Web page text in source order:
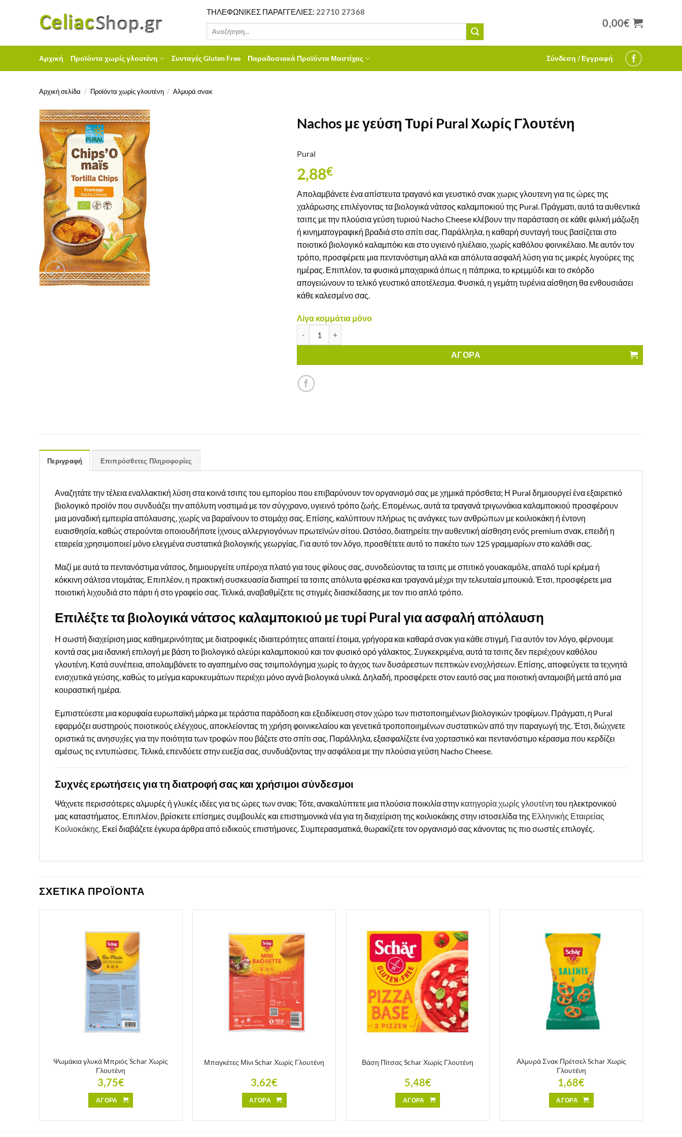
περιεχόμενο
ΤΗΛΕΦΩΝΙΚΕΣ ΠΑΡΑΓΓΕΛΙΕΣ: 22710 27368
Αναζήτηση
0,00€
Αρχική Προϊόντα χωρίς γλουτένη Συνταγές Gluten Free Παραδοσιακά Προϊόντα Μαστίχας Σύνδεση / Εγγραφή
Αρχική σελίδα / Προϊόντα χωρίς γλουτένη / Αλμυρά σνακ
Nachos με γεύση Τυρί Pural Χωρίς Γλουτένη
Pural
2,88€
Απολαμβάνετε ένα απίστευτα τραγανό και γευστικό σνακ χωρις γλουτενη για τις ώρες της
χαλάρωσης επιλέγοντας τα βιολογικά νάτσος καλαμποκιού της Pural. Πράγματι, αυτά τα αυθεντικά
τσιπς με την πλούσια γεύση τυριού Nacho Cheese κλέβουν την παράσταση σε κάθε φιλική μάζωξη
ή κινηματογραφική βραδιά στο σπίτι σας. Παράλληλα, η καθαρή συνταγή τους βασίζεται στο
ποιοτικό βιολογικό καλαμπόκι και στο υγιεινό ηλιέλαιο, χωρίς καθόλου φοινικέλαιο. Με αυτόν τον
τρόπο, προσφέρετε μια πεντανόστιμη αλλά και απόλυτα ασφαλή λύση για τις μικρές λιγούρες της
ημέρας. Επιπλέον, τα φυσικά μπαχαρικά όπως η πάπρικα, το κρεμμύδι και το σκόρδο
απογειώνουν το τελικό γευστικό αποτέλεσμα. Φυσικά, η γεμάτη τυρένια αίσθηση θα ενθουσιάσει
κάθε καλεσμένο σας.
Λίγα κομμάτια μόνο
ΑΓΟΡΑ
Περιγραφή Επιπρόσθετες Πληροφορίες
Αναζητάτε την τέλεια εναλλακτική λύση στα κοινά τσιπς του εμπορίου που επιβαρύνουν τον οργανισμό σας με χημικά πρόσθετα; Η Pural δημιουργεί ένα εξαιρετικό
βιολογικό προϊόν που συνδυάζει την απόλυτη νοστιμιά με τον σύγχρονο, υγιεινό τρόπο ζωής. Επομένως, αυτά τα τραγανά τριγωνάκια καλαμποκιού προσφέρουν
μια μοναδική εμπειρία απόλαυσης, χωρίς να βαραίνουν το στομάχι σας. Επίσης, καλύπτουν πλήρως τις ανάγκες των ανθρώπων με κοιλιοκάκη ή έντονη
ευαισθησία, καθώς στερούνται οποιουδήποτε ίχνους αλλεργιογόνων πρωτεϊνών σίτου. Ωστόσο, διατηρείτε την αυθεντική αίσθηση ενός premium σνακ, επειδή η
εταιρεία χρησιμοποιεί μόνο ελεγμένα συστατικά βιολογικής γεωργίας. Για αυτό τον λόγο, προσθέτετε αυτό το πακέτο των 125 γραμμαρίων στο καλάθι σας.
Μαζί με αυτά τα πεντανόστιμα νάτσος, δημιουργείτε υπέροχα πλατό για τους φίλους σας, συνοδεύοντας τα τσιπς με σπιτικό γουακαμόλε, απαλό τυρί κρέμα ή
κόκκινη σάλτσα ντομάτας. Επιπλέον, η πρακτική συσκευασία διατηρεί τα τσιπς απόλυτα φρέσκα και τραγανά μέχρι την τελευταία μπουκιά. Έτσι, προσφέρετε μια
ποιοτική λιχουδιά στο πάρτι ή στο γραφείο σας. Τελικά, αναβαθμίζετε τις στιγμές διασκέδασης με τον πιο απλό τρόπο.
Επιλέξτε τα βιολογικά νάτσος καλαμποκιού με τυρί Pural για ασφαλή απόλαυση
Η σωστή διαχείριση μιας καθημερινότητας με διατροφικές ιδιαιτερότητες απαιτεί έτοιμα, γρήγορα και καθαρά σνακ για κάθε στιγμή. Για αυτόν τον λόγο, φέρνουμε
κοντά σας μια ιδανική επιλογή με βάση το βιολογικό αλεύρι καλαμποκιού και τον φυσικό ορό γάλακτος. Συγκεκριμένα, αυτά τα τσιπς δεν περιέχουν καθόλου
γλουτένη. Κατά συνέπεια, απολαμβάνετε το αγαπημένο σας τσιμπολόγημα χωρίς το άγχος των δυσάρεστων πεπτικών ενοχλήσεων. Επίσης, αποφεύγετε τα τεχνητά
ενισχυτικά γεύσης, καθώς το μείγμα καρυκευμάτων περιέχει μόνο αγνά βιολογικά υλικά. Δηλαδή, προσφέρετε στον εαυτό σας μια ποιοτική ανταμοιβή μετά από μια
κουραστική ημέρα.
Εμπιστεύεστε μια κορυφαία ευρωπαϊκή μάρκα με τεράστια παράδοση και εξειδίκευση στον χώρο των πιστοποιημένων βιολογικών τροφίμων. Πράγματι, η Pural
εφαρμόζει αυστηρούς ποιοτικούς ελέγχους, αποκλείοντας τη χρήση φοινικελαίου και γενετικά τροποποιημένων συστατικών από την παραγωγή της. Έτσι, διώχνετε
οριστικά τις ανησυχίες για την ποιότητα των τροφών που βάζετε στο σπίτι σας. Παράλληλα, εξασφαλίζετε ένα χορταστικό και πεντανόστιμο κέρασμα που κερδίζει
αμέσως τις εντυπώσεις. Τελικά, επενδύετε στην ευεξία σας, συνδυάζοντας την ασφάλεια με την πλούσια γεύση Nacho Cheese.
Συχνές ερωτήσεις για τη διατροφή σας και χρήσιμοι σύνδεσμοι
Ψάχνετε περισσότερες αλμυρές ή γλυκές ιδέες για τις ώρες των σνακ; Τότε, ανακαλύπτετε μια πλούσια ποικιλία στην κατηγορία χωρίς γλουτένη του ηλεκτρονικού
μας καταστήματος. Επιπλέον, βρίσκετε επίσημες συμβουλές και επιστημονικά νέα για τη διαχείριση της κοιλιοκάκης στην ιστοσελίδα της Ελληνικής Εταιρείας
Κοιλιοκάκης. Εκεί διαβάζετε έγκυρα άρθρα από ειδικούς επιστήμονες. Συμπερασματικά, θωρακίζετε τον οργανισμό σας κάνοντας τις πιο σωστές επιλογές.
ΣΧΕΤΙΚΑ ΠΡΟΪΟΝΤΑ
Ψωμάκια γλυκά Μπριός Schar Χωρίς
Γλουτένη
3,75€
ΑΓΟΡΑ
Μπαγκέτες Μίνι Schar Χωρίς Γλουτένη
3,62€
ΑΓΟΡΑ
Βάση Πίτσας Schar Χωρίς Γλουτένη
5,48€
ΑΓΟΡΑ
Αλμυρά Σνακ Πρέτσελ Schar Χωρίς
Γλουτένη
1,68€
ΑΓΟΡΑ